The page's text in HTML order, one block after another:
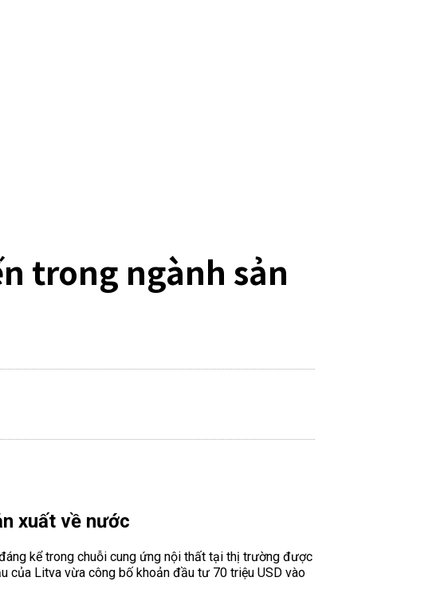
trong ngành sản
xuất về nước
kể trong chuỗi cung ứng nội thất tại thị trường được
của Litva vừa công bố khoản đầu tư 70 triệu USD vào